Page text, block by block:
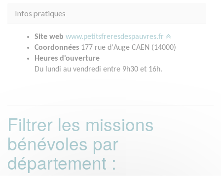
Infos pratiques
Site web www.petitsfreresdespauvres.fr
Coordonnées 177 rue d'Auge CAEN (14000)
Heures d'ouverture
Du lundi au vendredi entre 9h30 et 16h.
Filtrer les missions
bénévoles par
département :